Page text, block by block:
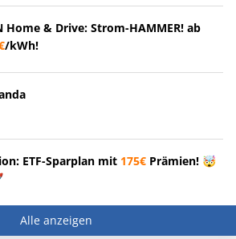
Home & Drive: Strom-HAMMER! ab
/kWh!
ETF-Sparplan mit 175€ Prämien! 🤯
Alle anzeigen